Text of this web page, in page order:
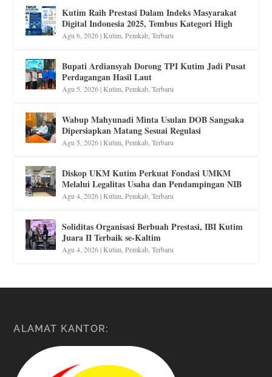
Kutim Raih Prestasi Dalam Indeks Masyarakat
Digital Indonesia 2025, Tembus Kategori High
Agu 6, 2026|Kutim ,Pemkab ,Terbaru
Bupati Ardiansyah Dorong TPI Kutim Jadi Pusat
Perdagangan Hasil Laut
Agu 5, 2026|Kutim ,Pemkab ,Terbaru
Wabup Mahyunadi Minta Usulan DOB Sangsaka
Dipersiapkan Matang Sesuai Regulasi
Agu 5, 2026|Kutim ,Pemkab ,Terbaru
Diskop UKM Kutim Perkuat Fondasi UMKM
Melalui Legalitas Usaha dan Pendampingan NIB
Agu 4, 2026|Kutim ,Pemkab ,Terbaru
Soliditas Organisasi Berbuah Prestasi, IBI Kutim
Juara II Terbaik se-Kaltim
Agu 4, 2026|Kutim ,Pemkab ,Terbaru
ALAMAT KANTOR: